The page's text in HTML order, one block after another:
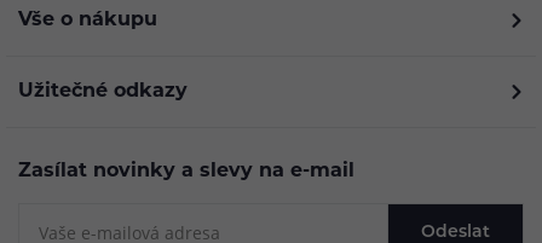
Vše o nákupu
Užitečné odkazy
Zasílat novinky a slevy na e-mail
Odeslat